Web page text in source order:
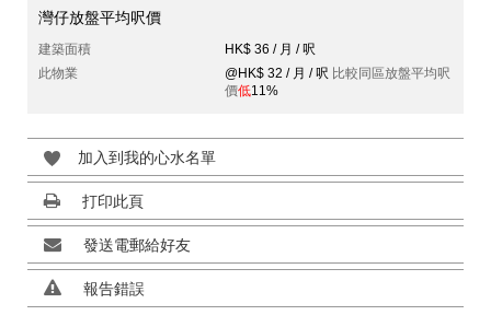
灣仔放盤平均呎價
建築面積
HK$ 36 / 月 / 呎
此物業
@HK$ 32 / 月 / 呎 比較同區放盤平均呎
價低11%
加入到我的心水名單
打印此頁
發送電郵給好友
報告錯誤